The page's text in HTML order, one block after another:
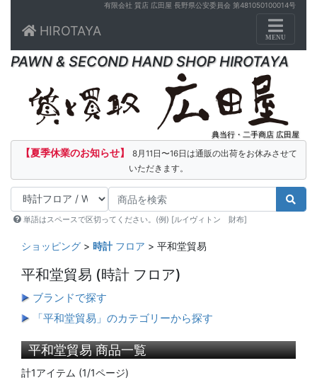
有限会社 質店 広田屋 長野県公安委員会 第481050100014号
HIROTAYA
Toggle
MENU
PAWN & SECOND HAND SHOP HIROTAYA
典当行・二手商店 広田屋
【夏季休業のお知らせ】
8月11日〜16日は通販の出荷をお休みさせて
いただきます。
単語はスペースで区切ってください。(例) [ルイヴィトン 財布]
ショッピング > 時計 フロア > 平和堂貿易
平和堂貿易 (時計 フロア)
ブランドで探す
「平和堂貿易」のカテゴリーから探す
平和堂貿易 商品一覧
計1アイテム (1/1ページ)